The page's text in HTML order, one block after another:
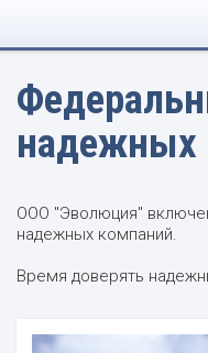
надежных
ООО "Эволюция"
надежных компаний.
Время доверять